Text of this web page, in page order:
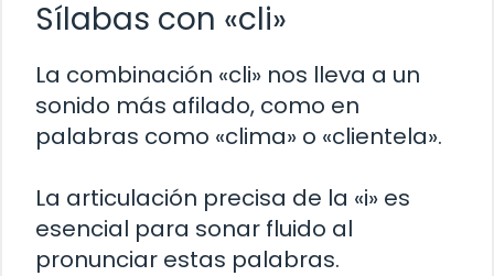
Sílabas con «cli»
La combinación «cli» nos lleva a un
sonido más afilado, como en
palabras como «clima» o «clientela».
La articulación precisa de la «i» es
esencial para sonar fluido al
pronunciar estas palabras.